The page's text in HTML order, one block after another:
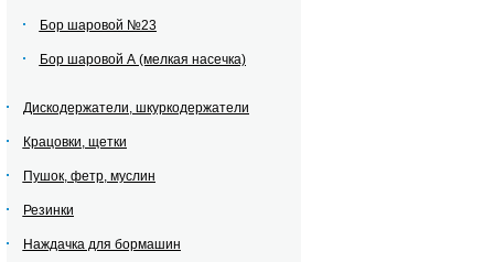
Бор шаровой №23
Бор шаровой А (мелкая насечка)
Дискодержатели, шкуркодержатели
Крацовки, щетки
Пушок, фетр, муслин
Резинки
Наждачка для бормашин